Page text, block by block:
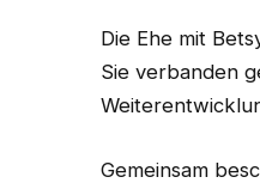
Die Ehe mit
Sie verbanden
Gemeinsam